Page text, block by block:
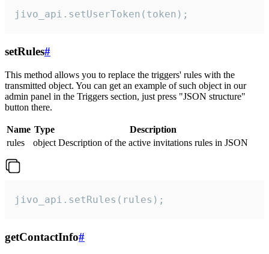
jivo_api.setUserToken(token);
setRules#
This method allows you to replace the triggers' rules with the
transmitted object. You can get an example of such object in our
admin panel in the Triggers section, just press "JSON structure"
button there.
Name Type
Description
rules
object Description of the active invitations rules in JSON
jivo_api.setRules(rules);
getContactInfo#